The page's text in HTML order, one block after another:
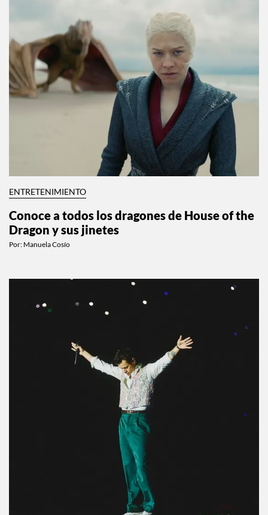
ENTRETENIMIENTO
Conoce a todos los dragones de House of the
Dragon y sus jinetes
Por: Manuela Cosío